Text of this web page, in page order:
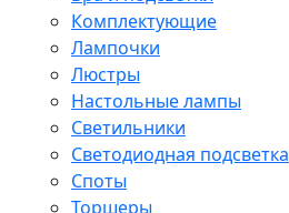
Комплектующие
Лампочки
Люстры
Настольные лампы
Светильники
Светодиодная подсветка
Споты
Торшеры